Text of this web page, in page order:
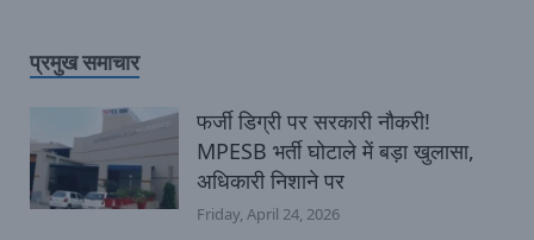
प्रमुख समाचार
फर्जी डिग्री पर सरकारी नौकरी!
MPESB भर्ती घोटाले में बड़ा खुलासा,
अधिकारी निशाने पर
Friday, April 24, 2026